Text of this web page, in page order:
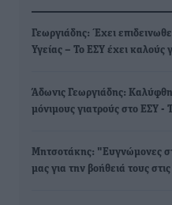
Γεωργιάδης: Έχει
Υγείας – Το ΕΣΥ έχει καλούς
Άδωνις Γεωργιάδης:
μόνιμους γιατρούς στο ΕΣΥ -
Μητσοτάκης: "Ευγνώμονες
μας για την βοήθειά τους